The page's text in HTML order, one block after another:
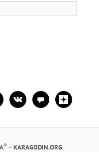
vkontaktecomment
zen-
yandex
® – KARAGODIN.ORG